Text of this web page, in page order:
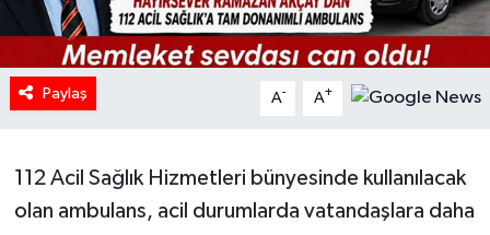
Paylaş A- A+
112 Acil Sağlık Hizmetleri bünyesinde kullanılacak
olan ambulans, acil durumlarda vatandaşlara daha
MAGAZİN
Oyun
RESMİ İLANLAR